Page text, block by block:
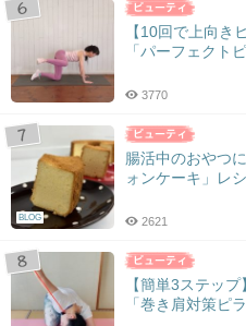
【10回で上向き
「パーフェクト
3770
BLOG
腸活中のおやつ
ォンケーキ」レ
2621
【簡単3ステッ
「巻き肩対策ピ